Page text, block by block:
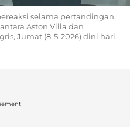
selama pertandingan
Aston Villa dan
Jumat (8-5-2026) dini hari